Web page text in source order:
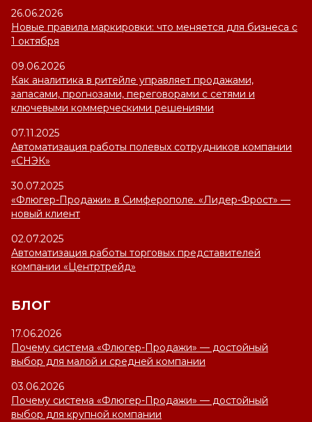
26.06.2026
Новые правила маркировки: что меняется для бизнеса с
1 октября
09.06.2026
Как аналитика в ритейле управляет продажами,
запасами, прогнозами, переговорами с сетями и
ключевыми коммерческими решениями
07.11.2025
Автоматизация работы полевых сотрудников компании
«СНЭК»
30.07.2025
«Флюгер-Продажи» в Симферополе. «Лидер-Фрост» —
новый клиент
02.07.2025
Автоматизация работы торговых представителей
компании «Центртрейд»
БЛОГ
17.06.2026
Почему система «Флюгер-Продажи» — достойный
выбор для малой и средней компании
03.06.2026
Почему система «Флюгер-Продажи» — достойный
выбор для крупной компании